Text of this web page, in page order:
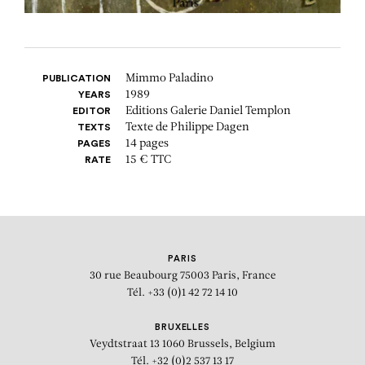
PUBLICATION Mimmo Paladino
YEARS 1989
EDITOR Editions Galerie Daniel Templon
TEXTS Texte de Philippe Dagen
PAGES 14 pages
RATE 15 € TTC
PARIS
30 rue Beaubourg 75003 Paris, France
Tél. +33 (0)1 42 72 14 10
BRUXELLES
Veydtstraat 13 1060 Brussels, Belgium
Tél. +32 (0)2 537 13 17